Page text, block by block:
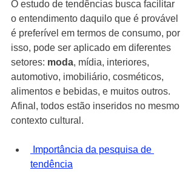
O estudo de tendências busca facilitar
o entendimento daquilo que é provável
é preferível em termos de consumo, por
isso, pode ser aplicado em diferentes
setores: moda, mídia, interiores,
automotivo, imobiliário, cosméticos,
alimentos e bebidas, e muitos outros.
Afinal, todos estão inseridos no mesmo
contexto cultural.
tendência